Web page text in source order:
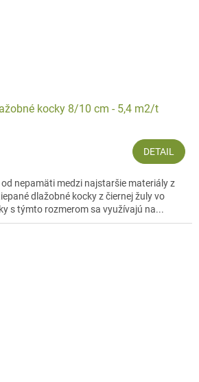
kocky 8/10 cm - 5,4 m2/t
DETAIL
nepamäti medzi najstaršie materiály z
dlažobné kocky z čiernej žuly vo
s týmto rozmerom sa využívajú na...